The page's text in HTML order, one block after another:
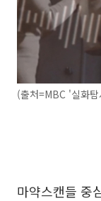
(출처=MBC '실화
마약스캔들 중